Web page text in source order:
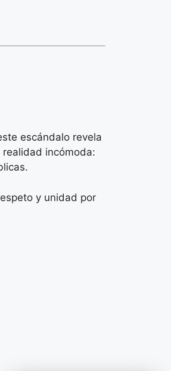
escándalo revela
incómoda:
y unidad por